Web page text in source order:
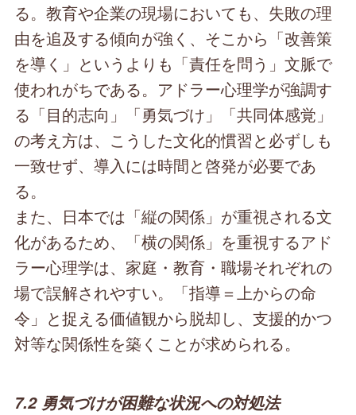
る。教育や企業の現場においても、失敗の理
由を追及する傾向が強く、そこから「改善策
を導く」というよりも「責任を問う」文脈で
使われがちである。アドラー心理学が強調す
る「目的志向」「勇気づけ」「共同体感覚」
の考え方は、こうした文化的慣習と必ずしも
一致せず、導入には時間と啓発が必要であ
る。
また、日本では「縦の関係」が重視される文
化があるため、「横の関係」を重視するアド
ラー心理学は、家庭・教育・職場それぞれの
場で誤解されやすい。「指導＝上からの命
令」と捉える価値観から脱却し、支援的かつ
対等な関係性を築くことが求められる。
7.2 勇気づけが困難な状況への対処法